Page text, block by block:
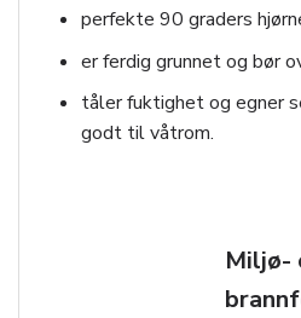
perfekte 90 graders
er ferdig grunnet og bør
tåler fuktighet og egner
godt til våtrom.
Miljø-